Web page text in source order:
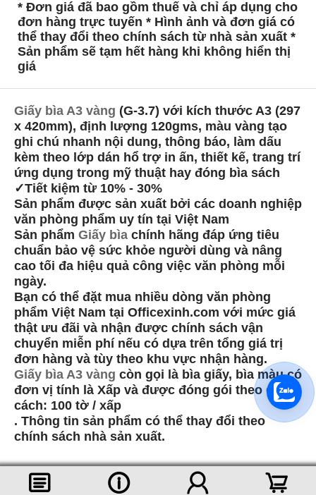
󰈂 󰈢 󰃳 󰃦
* Đơn giá đã bao gồm thuế và chỉ áp dụng cho
đơn hàng trực tuyến * Hình ảnh và đơn giá có
thể thay đổi theo chính sách từ nhà sản xuất *
Sản phẩm sẽ tạm hết hàng khi không hiển thị
giá
Giấy bìa A3 vàng (G-3.7) với kích thước A3 (297
x 420mm), định lượng 120gms, màu vàng tạo
ghi chú nhanh nội dung, thông báo, làm dấu
kèm theo lớp dán hổ trợ in ấn, thiết kế, trang trí
ứng dụng trong mỹ thuật hay đóng bìa sách
✓Tiết kiệm từ 10% - 30%
Sản phẩm được sản xuất bởi các doanh nghiệp
văn phòng phẩm uy tín tại Việt Nam
Sản phẩm Giấy bìa chính hãng đáp ứng tiêu
chuẩn bảo vệ sức khỏe người dùng và nâng
cao tối đa hiệu quả công việc văn phòng mỗi
ngày.
Bạn có thể đặt mua nhiều dòng văn phòng
phẩm Việt Nam tại Officexinh.com với mức giá
thật ưu đãi và nhận được chính sách vận
chuyển miễn phí nếu có dựa trên tổng giá trị
đơn hàng và tùy theo khu vực nhận hàng.
Giấy bìa A3 vàng còn gọi là bìa giấy, bìa màu có
đơn vị tính là Xấp và được đóng gói theo quy
cách: 100 tờ / xấp
. Thông tin sản phẩm có thể thay đổi theo
chính sách nhà sản xuất.